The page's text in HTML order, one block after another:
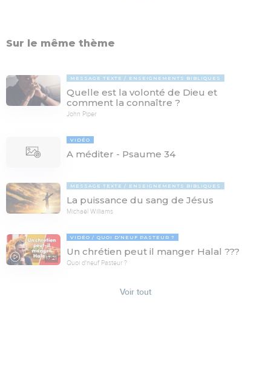
Sur le même thème
MESSAGE TEXTE ENSEIGNEMENTS BIBLIQUES
Quelle est la volonté de Dieu et
comment la connaître ?
John Piper
VIDÉO
A méditer - Psaume 34
MESSAGE TEXTE ENSEIGNEMENTS BIBLIQUES
La puissance du sang de Jésus
Michaël Williams
17:21
VIDÉO QUOI D'NEUF PASTEUR ?
Un chrétien peut il manger Halal ???
Quoi d'neuf Pasteur ?
Voir tout